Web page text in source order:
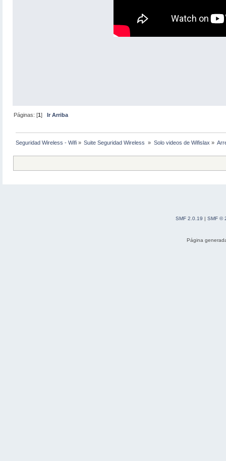
Páginas: [1]Ir Arriba
Seguridad Wireless - Wifi » Suite Seguridad Wireless » Solo videos de Wifislax »
SMF 2.0.19 | SMF ©
Página